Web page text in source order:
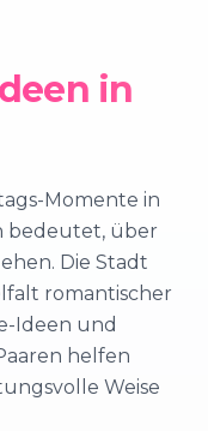
in
Momente in
bedeutet, über
Die Stadt
romantischer
Ideen und
helfen
Weise